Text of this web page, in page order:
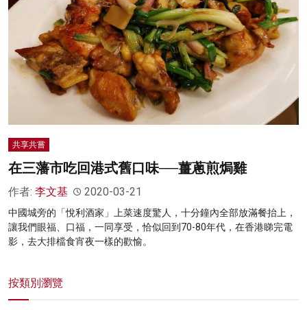
名家榜
灼見活動
關於我們
共享共嘗
在三藩市吃回港式舊口味──薑蔥煎焗雞
作者: 李文基 2020-03-21
中國城旁的「悅利酒家」上菜速度驚人，十分鐘內全部放滿餐抬上，
讓我們眼福、口福，一同享受，恰似回到70-80年代，在香港睇完電
影，去大排檔食宵夜一樣的歡愉。
按類別瀏覽